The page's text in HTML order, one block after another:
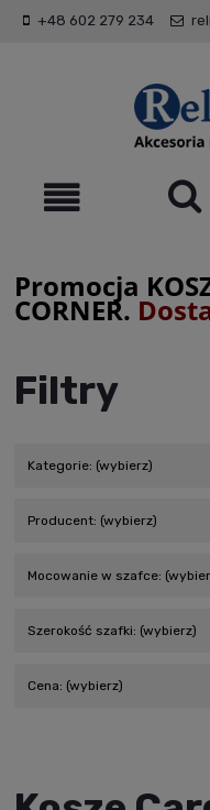
+48 602 279 234
Promocja
CORNER.
Filtry
Kategorie: (wybierz)
Producent: (wybierz)
Mocowanie w szafce:
Szerokość szafki: (wybierz)
Cena: (wybierz)